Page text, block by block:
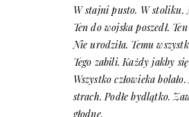
W stajni pusto. W stoliku.
Ten do wojska poszedł.
Nie urodziła. Temu
Tego zabili. Każdy jakby
Wszystko człowieka
strach. Podłe bydlątko.
głodne.